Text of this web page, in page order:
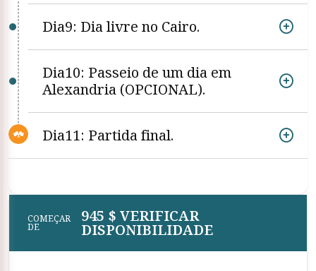
Dia9: Dia livre no Cairo.
Dia10: Passeio de um dia em
Alexandria (OPCIONAL).
Dia11: Partida final.
COMEÇAR
DE
945 $ VERIFICAR
DISPONIBILIDADE